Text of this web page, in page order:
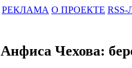
РЕКЛАМА О ПРОЕКТЕ
Анфиса Чехова: